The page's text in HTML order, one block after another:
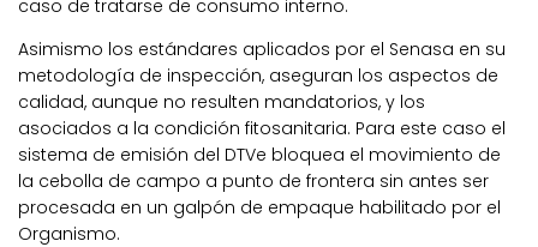
caso de tratarse de consumo interno.
Asimismo los estándares aplicados por el Senasa en su
metodología de inspección, aseguran los aspectos de
calidad, aunque no resulten mandatorios, y los
asociados a la condición fitosanitaria. Para este caso el
sistema de emisión del DTVe bloquea el movimiento de
la cebolla de campo a punto de frontera sin antes ser
procesada en un galpón de empaque habilitado por el
Organismo.